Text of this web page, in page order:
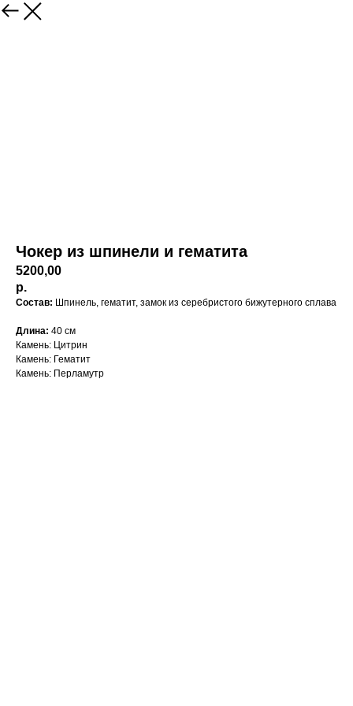
Чокер из шпинели и гематита
5200,00
р.
Состав: Шпинель, гематит, замок из серебристого бижутерного сплава
Длина: 40 см
Камень: Цитрин
Камень: Гематит
Камень: Перламутр